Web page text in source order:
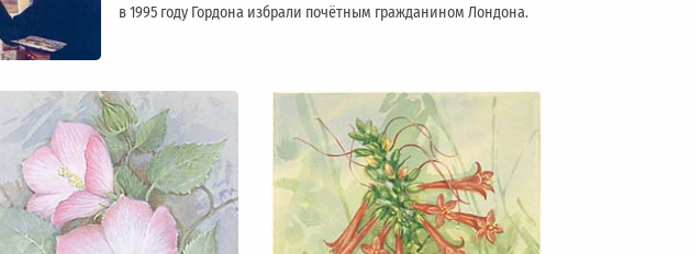
в 1995 году Гордона избрали почётным гражданином Лондонa.